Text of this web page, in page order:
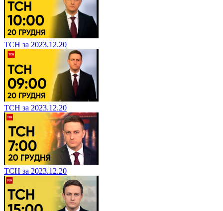
ТСН за 2023.12.20
ТСН за 2023.12.20
ТСН за 2023.12.20